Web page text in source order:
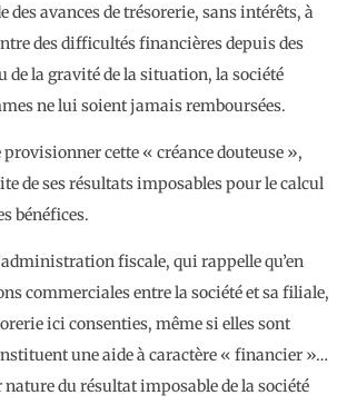
des avances de trésorerie, sans intérêts, à
des difficultés financières depuis des
de la gravité de la situation, la société
ne lui soient jamais remboursées.
provisionner cette « créance douteuse »,
de ses résultats imposables pour le calcul
bénéfices.
fiscale, qui rappelle qu’en
commerciales entre la société et sa filiale,
ici consenties, même si elles sont
une aide à caractère « financier »…
du résultat imposable de la société